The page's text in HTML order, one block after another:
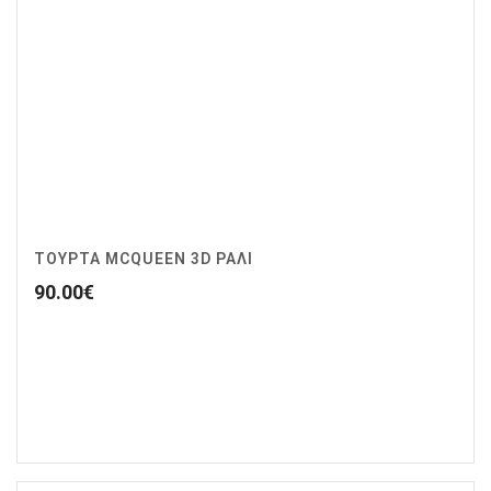
ΤΟΥΡΤΑ MCQUEEN 3D ΡΑΛΙ
90.00€